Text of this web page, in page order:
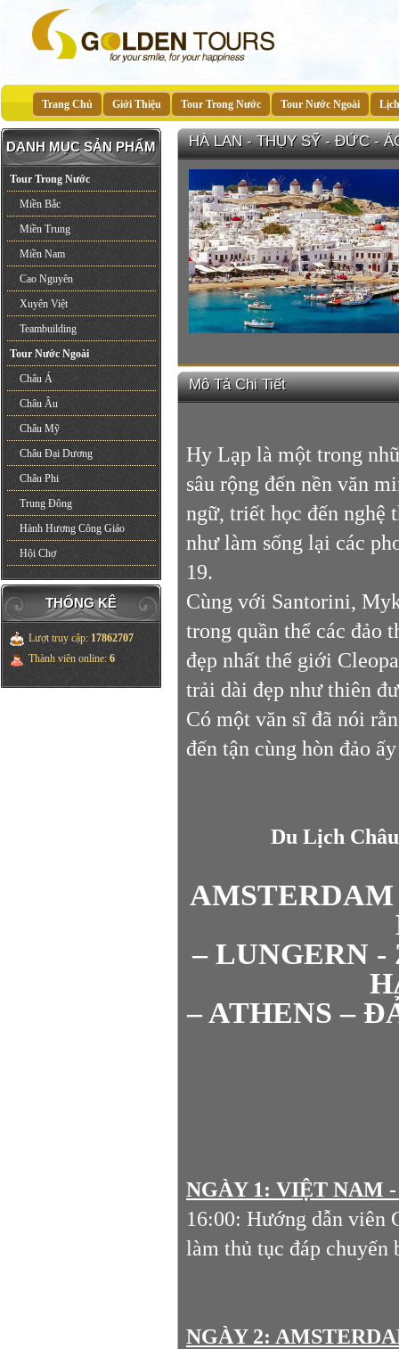
Trang Chủ Giới Thiệu Tour Trong Nước Tour Nước Ngoài
DANH MỤC SẢN PHẨM
Tour Trong Nước
Miền Bắc
Miền Trung
Miền Nam
Cao Nguyên
Xuyên Việt
Teambuilding
Tour Nước Ngoài
Châu Á
Châu Âu
Châu Mỹ
Châu Đại Dương
Châu Phi
Trung Đông
Hành Hương Công Giáo
Hội Chợ
THỐNG KÊ
Lượt truy cập: 17862707
Thành viên online: 6
HÀ LAN - THỤY SỸ - ĐỨC -
Mô Tả Chi Tiết
Hy Lạp là một trong
sâu rộng đến nền văn
ngữ, triết học đến nghệ
như làm sống lại các
19.
Cùng với Santorini,
trong quần thể các đảo
đẹp nhất thế giới
trải dài đẹp như thiên
Có một văn sĩ đã nói
đến tận cùng hòn đảo
Du Lịch
AMSTERDAM
– LUNGERN -
– ATHENS –
NGÀY 1: VIỆT NAM
16:00: Hướng dẫn viên
làm thủ tục đáp
NGÀY 2: